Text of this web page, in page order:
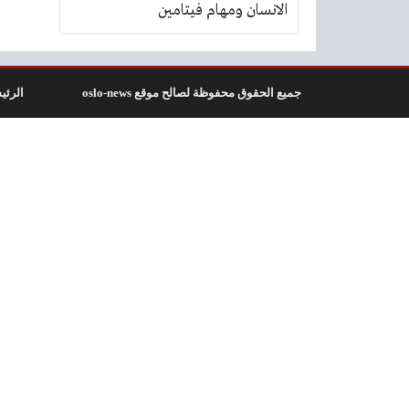
الانسان ومهام فيتامين
جميع الحقوق محفوظة لصالح موقع oslo-news